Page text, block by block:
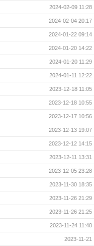
2024-02-09 11:28
2024-02-04 20:17
2024-01-22 09:14
2024-01-20 14:22
2024-01-20 11:29
2024-01-11 12:22
2023-12-18 11:05
2023-12-18 10:55
2023-12-17 10:56
2023-12-13 19:07
2023-12-12 14:15
2023-12-11 13:31
2023-12-05 23:28
2023-11-30 18:35
2023-11-26 21:29
2023-11-26 21:25
2023-11-24 11:40
2023-11-21